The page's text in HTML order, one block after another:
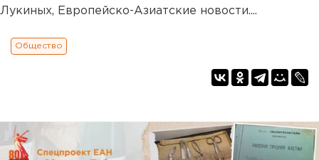
Лукиных, Европейско-Азиатские новости....
Общество